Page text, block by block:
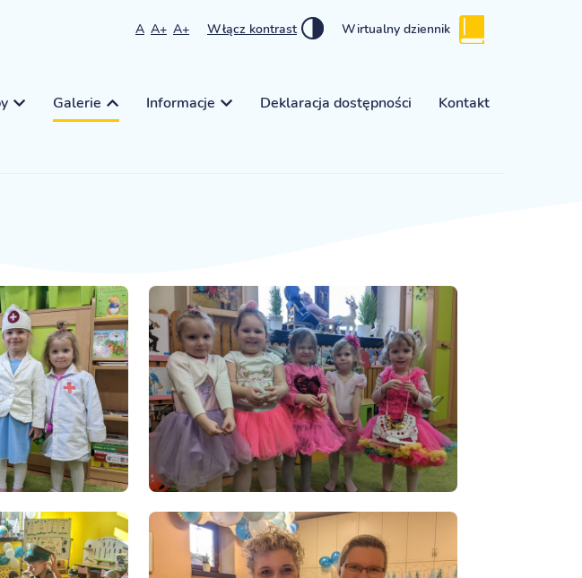
A A+ A+ Włącz kontrast Wirtualny dziennik
Galerie Informacje Deklaracja dostępności Kontakt